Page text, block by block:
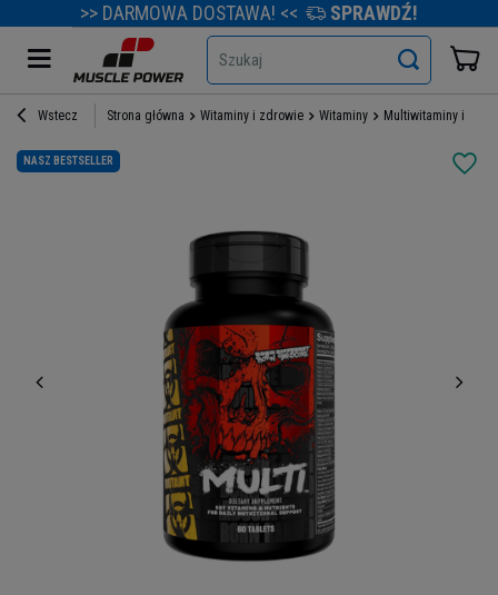
>> DARMOWA DOSTAWA! << SPRAWDŹ!
Szukaj
Wstecz Strona główna Witaminy i zdrowie Witaminy Multiwitaminy i
NASZ BESTSELLER